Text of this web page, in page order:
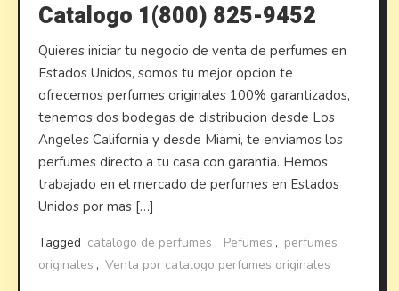
Catalogo 1(800) 825-9452
Quieres iniciar tu negocio de venta de perfumes en
Estados Unidos, somos tu mejor opcion te
ofrecemos perfumes originales 100% garantizados,
tenemos dos bodegas de distribucion desde Los
Angeles California y desde Miami, te enviamos los
perfumes directo a tu casa con garantia. Hemos
trabajado en el mercado de perfumes en Estados
Unidos por mas […]
Tagged catalogo de perfumes , Pefumes , perfumes
originales , Venta por catalogo perfumes originales